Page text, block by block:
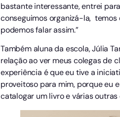
bastante interessante, entrei
conseguimos organizá-la,
podemos falar assim.”
Também aluna da escola, Júlia
relação ao ver meus colegas de
experiência é que eu tive a
proveitoso para mim, porque eu
catalogar um livro e várias